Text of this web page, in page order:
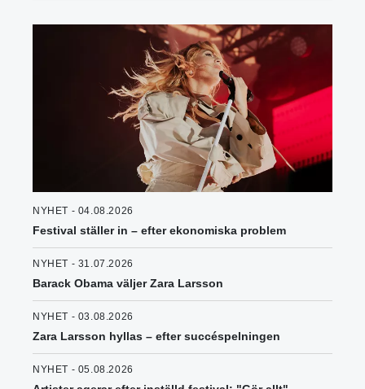
NYHET - 04.08.2026
Festival ställer in – efter ekonomiska problem
NYHET - 31.07.2026
Barack Obama väljer Zara Larsson
NYHET - 03.08.2026
Zara Larsson hyllas – efter succéspelningen
NYHET - 05.08.2026